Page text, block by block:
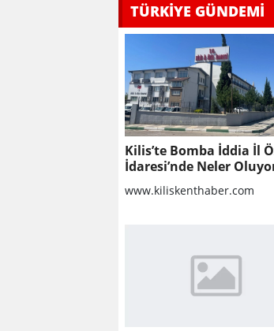
TÜRKİYE GÜNDEMİ
Kilis’te Bomba İddia İl
İdaresi’nde Neler
www.kiliskenthaber.com